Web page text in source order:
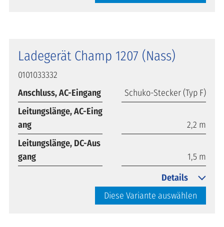
Ladegerät Champ 1207 (Nass)
0101033332
Anschluss, AC-Eingang
Schuko-Stecker (Typ F)
Leitungslänge, AC-Eing
ang
2,2 m
Leitungslänge, DC-Aus
gang
1,5 m
Diese Variante auswählen
Details